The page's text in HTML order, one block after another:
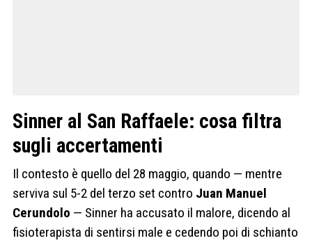
Sinner al San Raffaele: cosa filtra
sugli accertamenti
Il contesto è quello del 28 maggio, quando — mentre
serviva sul 5-2 del terzo set contro Juan Manuel
Cerundolo — Sinner ha accusato il malore, dicendo al
fisioterapista di sentirsi male e cedendo poi di schianto